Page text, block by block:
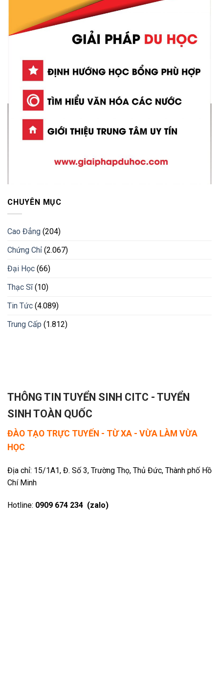
CHUYÊN MỤC
Cao Đẳng (204)
Chứng Chỉ (2.067)
Đại Học (66)
Thạc Sĩ(10)
Tin Tức (4.089)
Trung Cấp (1.812)
THÔNG TIN TUYỂN SINH CITC - TUYỂN
SINH TOÀN QUỐC
ĐÀO TẠO TRỰC TUYẾN - TỪ XA - VỪA LÀM VỪA
HỌC
Địa chỉ: 15/1A1, Đ. Số 3, Trường Thọ, Thủ Đức, Thành phố Hồ
Chí Minh
Hotline: 0909 674 234 (zalo)